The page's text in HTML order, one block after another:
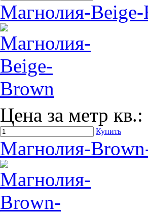
Магнолия-
Цена за метр кв.:
Купить
Магнолия-